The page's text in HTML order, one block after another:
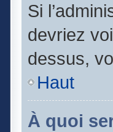
Si
devriez
dessus,
Haut
À quoi